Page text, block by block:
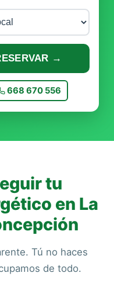
→
668 670 556
tu
en La
Tú no haces
de todo.